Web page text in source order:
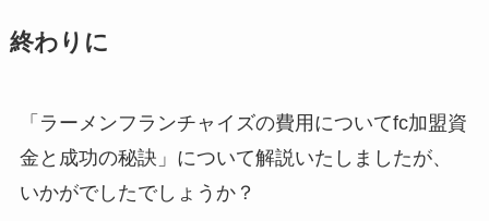
終わりに
「ラーメンフランチャイズの費用についてfc加盟資
金と成功の秘訣」について解説いたしましたが、
いかがでしたでしょうか？